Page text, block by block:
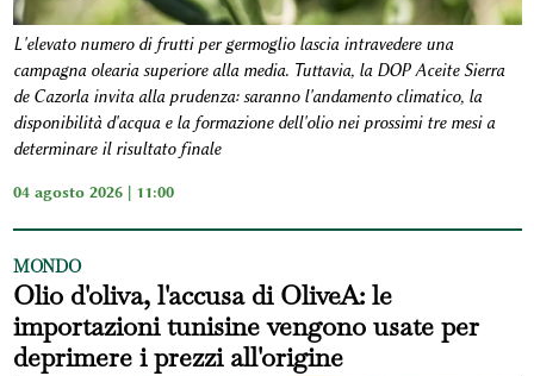
L'elevato numero di frutti per germoglio lascia intravedere una
campagna olearia superiore alla media. Tuttavia, la DOP Aceite Sierra
de Cazorla invita alla prudenza: saranno l'andamento climatico, la
disponibilità d'acqua e la formazione dell'olio nei prossimi tre mesi a
determinare il risultato finale
04 agosto 2026 | 11:00
MONDO
Olio d'oliva, l'accusa di OliveA: le
importazioni tunisine vengono usate per
deprimere i prezzi all'origine